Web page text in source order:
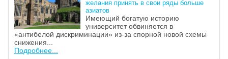
желания принять в свои ряды больше
азиатов
Имеющий богатую историю
университет обвиняется в
«антибелой дискриминации» из-за спорной новой схемы
снижения...
Подробнее...